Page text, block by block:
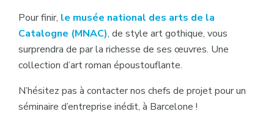
Pour finir, le musée national des arts de la
Catalogne (MNAC), de style art gothique, vous
surprendra de par la richesse de ses œuvres. Une
collection d’art roman époustouflante.
N’hésitez pas à contacter nos chefs de projet pour un
séminaire d’entreprise inédit, à Barcelone !